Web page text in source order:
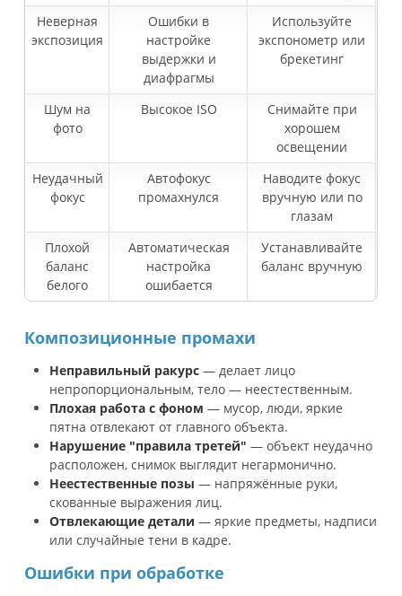
Неверная
экспозиция
Ошибки в
настройке
выдержки и
диафрагмы
Используйте
экспонометр или
брекетинг
Шум на
фото
Высокое ISO
Снимайте при
хорошем
освещении
Неудачный
фокус
Автофокус
промахнулся
Наводите фокус
вручную или по
глазам
Плохой
баланс
белого
Автоматическая
настройка
ошибается
Устанавливайте
баланс вручную
Композиционные промахи
Неправильный ракурс — делает лицо
непропорциональным, тело — неестественным.
Плохая работа с фоном — мусор, люди, яркие
пятна отвлекают от главного объекта.
Нарушение "правила третей" — объект неудачно
расположен, снимок выглядит негармонично.
Неестественные позы — напряжённые руки,
скованные выражения лиц.
Отвлекающие детали — яркие предметы, надписи
или случайные тени в кадре.
Ошибки при обработке